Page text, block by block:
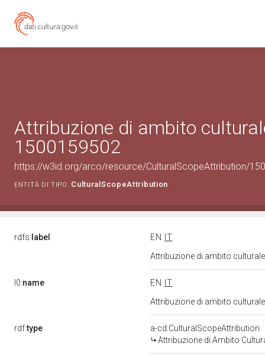
Attribuzione di ambito
1500159502
https://w3id.org/arco/resource/CulturalScopeAttribution/
ENTITÀ DI TIPO: CulturalScopeAttribution
rdfs: label EN
IT
Attribuzione di ambito
l0:name EN
IT
Attribuzione di ambito
rdf:type
a-cd:CulturalScopeAttribution
Attribuzione di Ambito